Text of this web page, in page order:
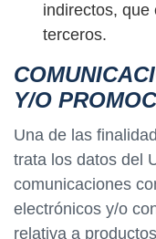
indirectos, que
terceros.
Y/O
Una de las
trata los datos del
comunicaciones
electrónicos y/o
relativa a